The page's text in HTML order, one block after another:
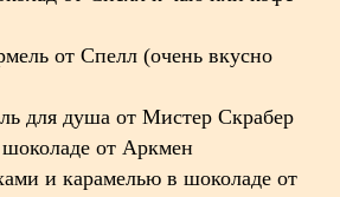
от Спелл (очень вкусно
для душа от Мистер Скрабер
от Аркмен
и карамелью в шоколаде от